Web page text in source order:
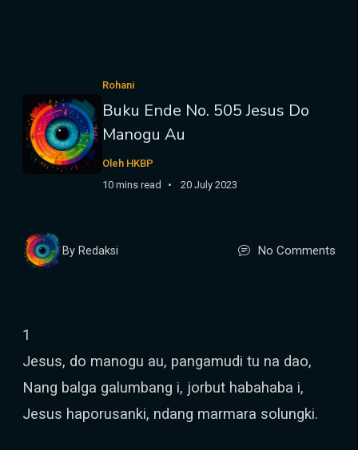
Rohani
Buku Ende No. 505 Jesus Do
Manogu Au
Oleh HKBP
10 mins read
20 July 2023
By Redaksi No Comments
1
Jesus, do manogu au, pangamudi tu na dao,
Nang balga galumbang i, jorbut habahaba i,
Jesus haporusanki, ndang marmara solungki.